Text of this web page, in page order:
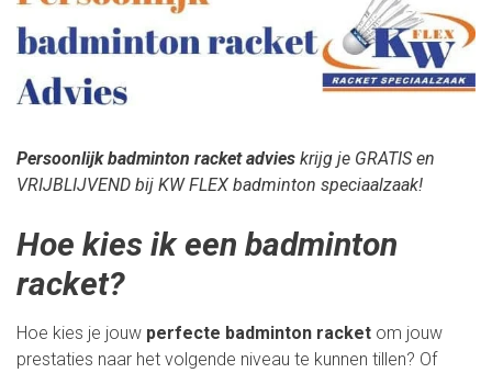
Persoonlijk badminton racket advies krijg je GRATIS en
VRIJBLIJVEND bij KW FLEX badminton speciaalzaak!
Hoe kies ik een badminton
racket?
Hoe kies je jouw perfecte badminton racket om jouw
prestaties naar het volgende niveau te kunnen tillen? Of